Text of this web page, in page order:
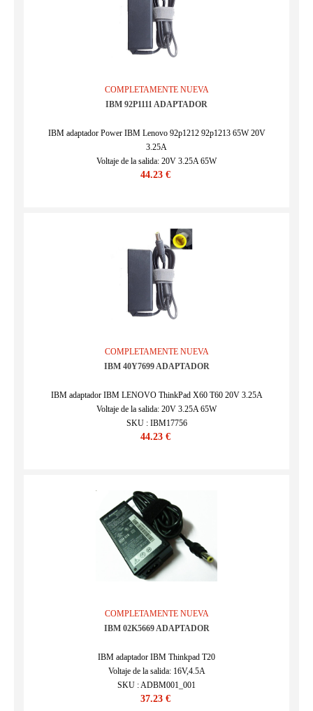
COMPLETAMENTE NUEVA
IBM 92P1111 ADAPTADOR
IBM adaptador Power IBM Lenovo 92p1212 92p1213 65W 20V
3.25A
Voltaje de la salida: 20V 3.25A 65W
SKU : IBM17870
44.23 €
COMPLETAMENTE NUEVA
IBM 40Y7699 ADAPTADOR
IBM adaptador IBM LENOVO ThinkPad X60 T60 20V 3.25A
Voltaje de la salida: 20V 3.25A 65W
SKU : IBM17756
44.23 €
COMPLETAMENTE NUEVA
IBM 02K5669 ADAPTADOR
IBM adaptador IBM Thinkpad T20
Voltaje de la salida: 16V,4.5A
SKU : ADBM001_001
37.23 €